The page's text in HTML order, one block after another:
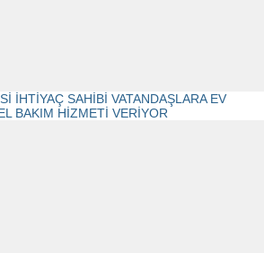
İHTİYAÇ SAHİBİ VATANDAŞLARA EV
BAKIM HİZMETİ VERİYOR